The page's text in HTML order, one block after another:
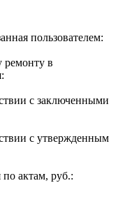
пользователем:
ремонту в
с заключенными
с утвержденным
актам, руб.: